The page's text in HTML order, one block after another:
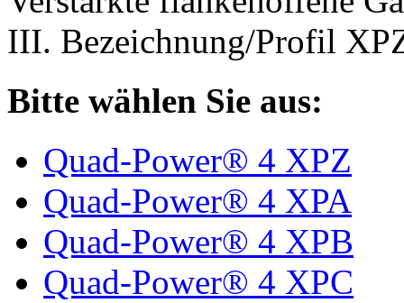
III. Bezeichnung/Profil
Bitte wählen Sie aus:
Quad-Power® 4 XPZ
Quad-Power® 4 XPA
Quad-Power® 4 XPB
Quad-Power® 4 XPC